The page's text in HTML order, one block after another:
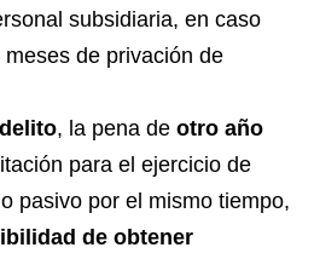
subsidiaria, en caso
de privación de
, la pena de otro año
para el ejercicio de
pasivo por el mismo tiempo,
de obtener